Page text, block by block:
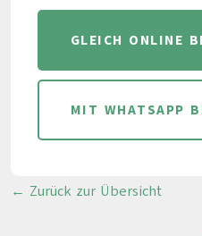
GLEICH ONLINE
MIT WHATSAPP
← Zurück zur Übersicht